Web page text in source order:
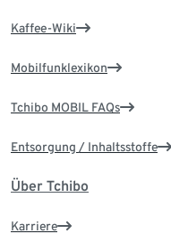
Kaffee-Wiki
Mobilfunklexikon
Tchibo MOBIL FAQs
Entsorgung / Inhaltsstoffe
Über Tchibo
Karriere